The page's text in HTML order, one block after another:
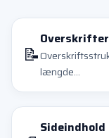
📝
Overskrifter
længde...
Sideindhold